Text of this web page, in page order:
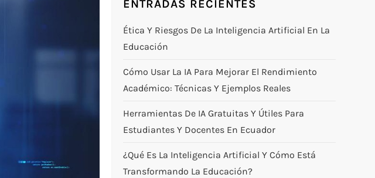
ENTRADAS RECIENTES
Ética Y Riesgos De La Inteligencia Artificial En La
Educación
Cómo Usar La IA Para Mejorar El Rendimiento
Académico: Técnicas Y Ejemplos Reales
Herramientas De IA Gratuitas Y Útiles Para
Estudiantes Y Docentes En Ecuador
¿Qué Es La Inteligencia Artificial Y Cómo Está
Transformando La Educación?